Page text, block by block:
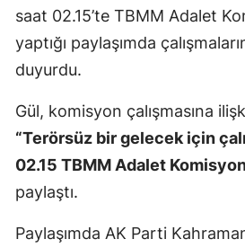
saat 02.15’te TBMM Adalet
yaptığı paylaşımda
duyurdu.
Gül, komisyon çalışmasına
“Terörsüz bir gelecek için
02.15 TBMM Adalet
paylaştı.
Paylaşımda AK Parti